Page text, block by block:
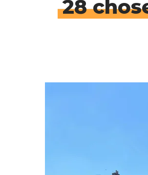
28